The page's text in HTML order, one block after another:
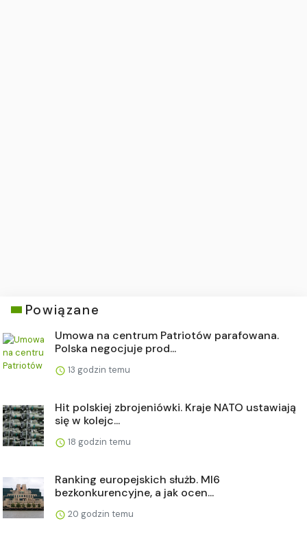
Powiązane
Umowa na centrum Patriotów parafowana.
Polska negocjuje prod...
13 godzin temu
Hit polskiej zbrojeniówki. Kraje NATO ustawiają
się w kolejc...
18 godzin temu
Ranking europejskich służb. MI6
bezkonkurencyjne, a jak ocen...
20 godzin temu